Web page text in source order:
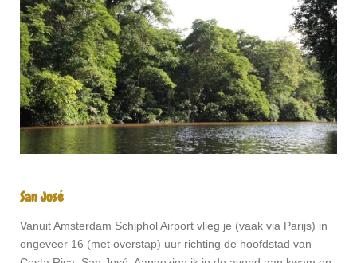
San José
Vanuit Amsterdam Schiphol Airport vlieg je (vaak via Parijs) in
ongeveer 16 (met overstap) uur richting de hoofdstad van